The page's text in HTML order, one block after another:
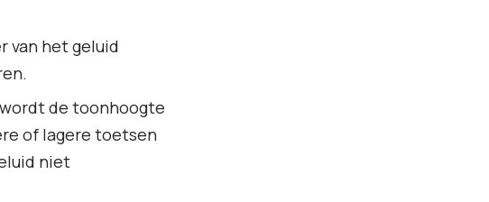
van het geluid
de toonhoogte
of lagere toetsen
niet